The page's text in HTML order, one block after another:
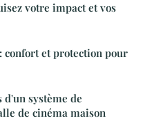
votre impact et vos
et protection pour
système de
de cinéma maison